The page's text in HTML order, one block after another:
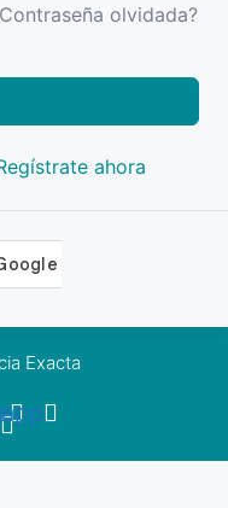
olvidada?
ahora
Exacta